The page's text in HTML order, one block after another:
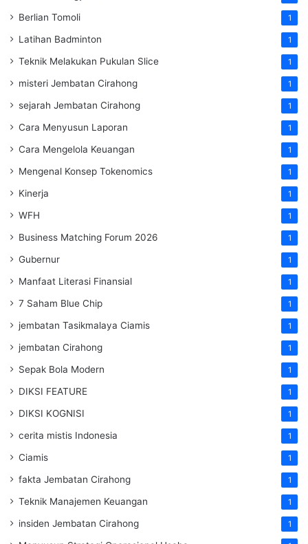
Berlian Tomoli 1
Latihan Badminton 1
Teknik Melakukan Pukulan Slice 1
misteri Jembatan Cirahong 1
sejarah Jembatan Cirahong 1
Cara Menyusun Laporan 1
Cara Mengelola Keuangan 1
Mengenal Konsep Tokenomics 1
Kinerja 1
WFH 1
Business Matching Forum 2026 1
Gubernur 1
Manfaat Literasi Finansial 1
7 Saham Blue Chip 1
jembatan Tasikmalaya Ciamis 1
jembatan Cirahong 1
Sepak Bola Modern 1
DIKSI FEATURE 1
DIKSI KOGNISI 1
cerita mistis Indonesia 1
Ciamis 1
fakta Jembatan Cirahong 1
Teknik Manajemen Keuangan 1
insiden Jembatan Cirahong 1